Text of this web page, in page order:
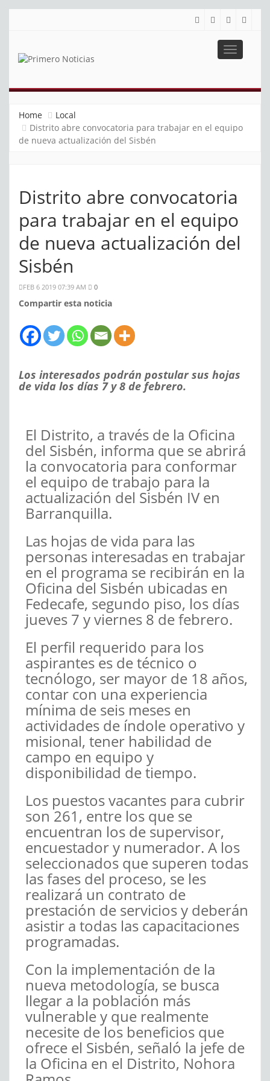
Toggle
Home
Local
Distrito abre convocatoria para trabajar en el equipo
de nueva actualización del Sisbén
Distrito abre convocatoria
para trabajar en el equipo
de nueva actualización del
Sisbén
FEB 6 2019 07:39 AM 0
Compartir esta noticia
Los interesados podrán postular sus hojas
de vida los días 7 y 8 de febrero.
El Distrito, a través de la Oficina
del Sisbén, informa que se abrirá
la convocatoria para conformar
el equipo de trabajo para la
actualización del Sisbén IV en
Barranquilla.
Las hojas de vida para las
personas interesadas en trabajar
en el programa se recibirán en la
Oficina del Sisbén ubicadas en
Fedecafe, segundo piso, los días
jueves 7 y viernes 8 de febrero.
El perfil requerido para los
aspirantes es de técnico o
tecnólogo, ser mayor de 18 años,
contar con una experiencia
mínima de seis meses en
actividades de índole operativo y
misional, tener habilidad de
campo en equipo y
disponibilidad de tiempo.
Los puestos vacantes para cubrir
son 261, entre los que se
encuentran los de supervisor,
encuestador y numerador. A los
seleccionados que superen todas
las fases del proceso, se les
realizará un contrato de
prestación de servicios y deberán
asistir a todas las capacitaciones
programadas.
Con la implementación de la
nueva metodología, se busca
llegar a la población más
vulnerable y que realmente
necesite de los beneficios que
ofrece el Sisbén, señaló la jefe de
la Oficina en el Distrito, Nohora